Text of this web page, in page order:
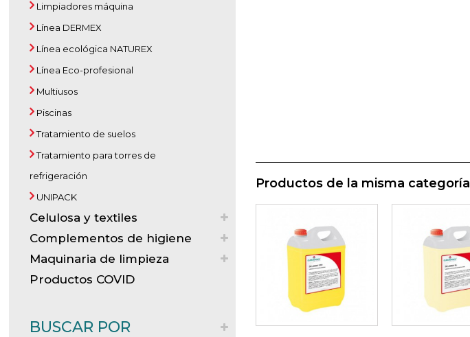
Limpiadores máquina
Línea DERMEX
Línea ecológica NATUREX
Línea Eco-profesional
Multiusos
Piscinas
Tratamiento de suelos
Tratamiento para torres de
refrigeración
UNIPACK
Celulosa y textiles
Complementos de higiene
Maquinaria de limpieza
Productos COVID
BUSCAR POR
Productos de la misma categoría